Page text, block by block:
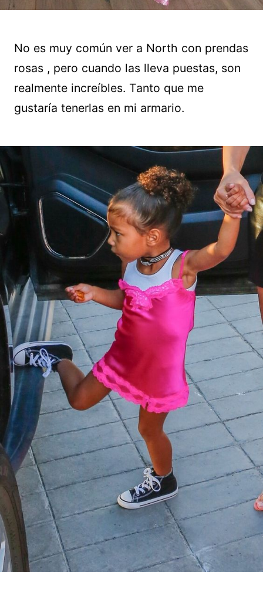
No es muy común ver a North con prendas
rosas , pero cuando las lleva puestas, son
realmente increíbles. Tanto que me
gustaría tenerlas en mi armario.